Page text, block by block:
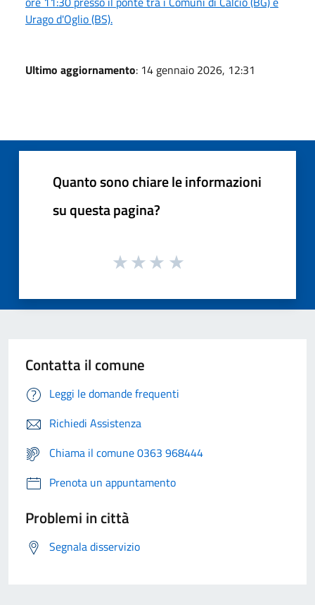
Urago d'Oglio (BS).
Ultimo aggiornamento: 14 gennaio 2026, 12:31
Quanto sono chiare le informazioni
su questa pagina?
Contatta il comune
Leggi le domande frequenti
Richiedi Assistenza
Chiama il comune 0363 968444
Prenota un appuntamento
Problemi in città
Segnala disservizio